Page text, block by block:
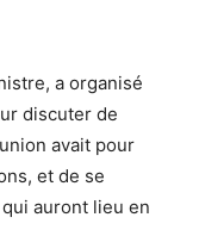
a organisé
discuter de
avait pour
et de se
auront lieu en